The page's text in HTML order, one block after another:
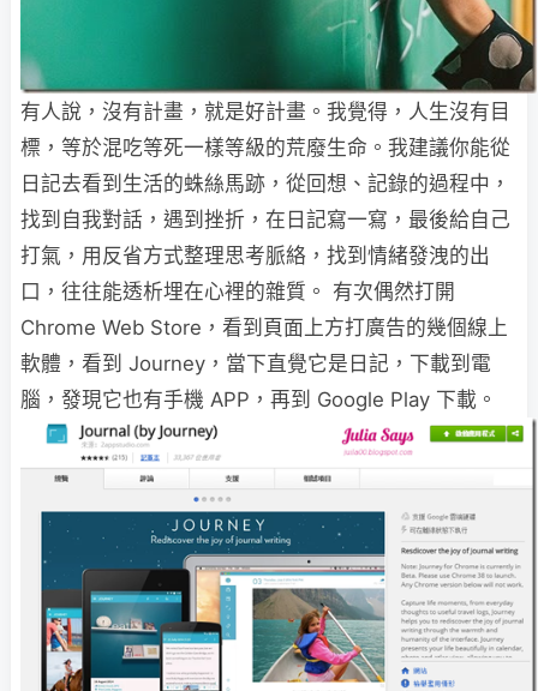
有人說，沒有計畫，就是好計畫。我覺得，人生沒有目
標，等於混吃等死一樣等級的荒廢生命。我建議你能從
日記去看到生活的蛛絲馬跡，從回想、記錄的過程中，
找到自我對話，遇到挫折，在日記寫一寫，最後給自己
打氣，用反省方式整理思考脈絡，找到情緒發洩的出
口，往往能透析埋在心裡的雜質。 有次偶然打開
Chrome Web Store，看到頁面上方打廣告的幾個線上
軟體，看到 Journey，當下直覺它是日記，下載到電
腦，發現它也有手機 APP，再到 Google Play 下載。